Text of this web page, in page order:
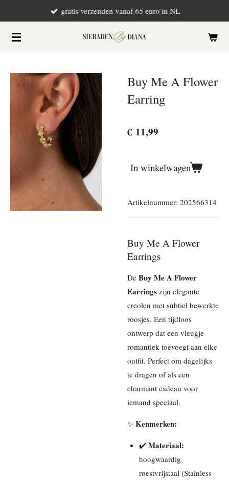
naar
gratis verzenden vanaf 65 euro in NL
Buy Me A Flower
Earring
€ 11,99
In winkelwagen
Artikelnummer: 202566314
Buy Me A Flower
Earrings
De Buy Me A Flower
Earrings zijn elegante
creolen met subtiel bewerkte
roosjes. Een tijdloos
ontwerp dat een vleugje
romantiek toevoegt aan elke
outfit. Perfect om dagelijks
te dragen of als een
charmant cadeau voor
iemand speciaal.
✨ Kenmerken:
✔️ Materiaal:
hoogwaardig
roestvrijstaal (Stainless